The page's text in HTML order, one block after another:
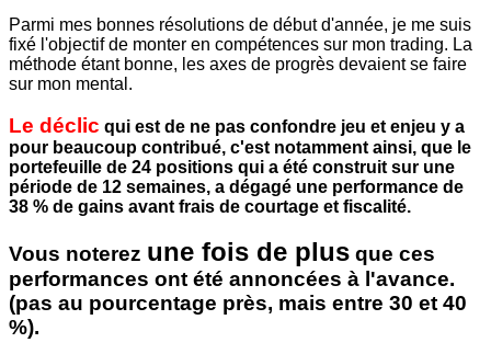
Parmi mes bonnes résolutions de début d'année, je me suis
fixé l'objectif de monter en compétences sur mon trading. La
méthode étant bonne, les axes de progrès devaient se faire
sur mon mental.
Le déclic qui est de ne pas confondre jeu et enjeu y a
pour beaucoup contribué, c'est notamment ainsi, que le
portefeuille de 24 positions qui a été construit sur une
période de 12 semaines, a dégagé une performance de
38 % de gains avant frais de courtage et fiscalité.
Vous noterez une fois de plus que ces
performances ont été annoncées à l'avance.
(pas au pourcentage près, mais entre 30 et 40
%).